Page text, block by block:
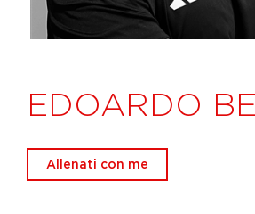
EDOARDO
Allenati con me